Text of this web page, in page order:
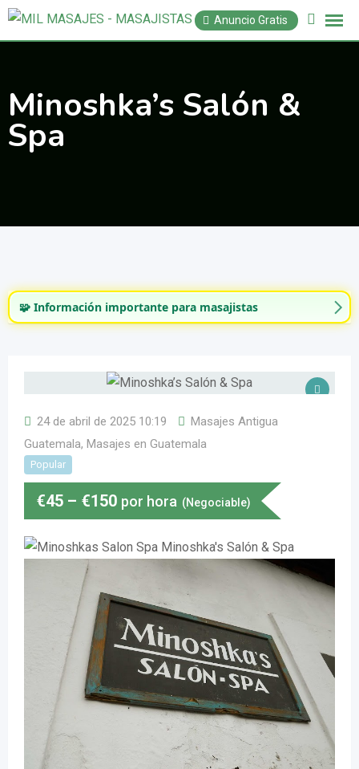
Saltar
Anuncio Gratis
Minoshka’s Salón &
Spa
🧩 Información importante para masajistas
24 de abril de 2025 10:19
Masajes Antigua
Guatemala, Masajes en Guatemala
Popular
€45 – €150 por hora (Negociable)